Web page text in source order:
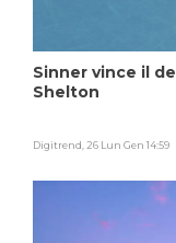
Sinner vince il
Shelton
Digitrend, 26 Lun Gen 14:59